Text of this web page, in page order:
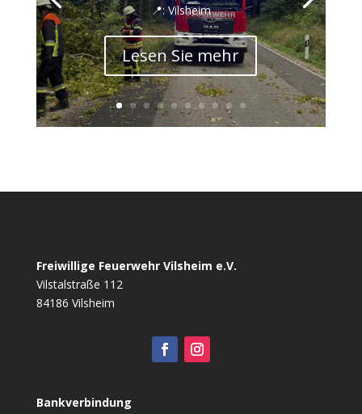
📍: Vilsheim
Lesen Sie mehr
Freiwillige Feuerwehr Vilsheim e.V.
Vilstalstraße 112
84186 Vilsheim
Bankverbindung